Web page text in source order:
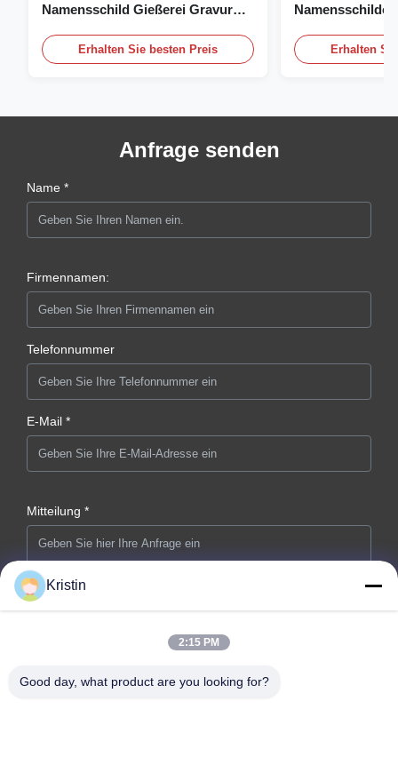
Namensschild Gießerei Gravur
Erhalten Sie besten Preis
Logo
Erhalten
Anfrage senden
Name *
Firmennamen:
Telefonnummer
E-Mail *
Mitteilung *
Jetzt Absenden
Kristin
2:15 PM
Good day, what product are you looking for?